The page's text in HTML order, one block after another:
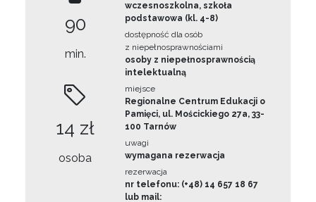
90
min.
14 zł
osoba
wczesnoszkolna, szkoła
podstawowa (kl. 4-8)
dostępność dla osób
z niepełnosprawnościami
osoby z niepełnosprawnością
intelektualną
miejsce
Regionalne Centrum Edukacji o
Pamięci, ul. Mościckiego 27a, 33-
100 Tarnów
uwagi
wymagana rezerwacja
rezerwacja
nr telefonu: (+48) 14 657 18 67
lub mail: